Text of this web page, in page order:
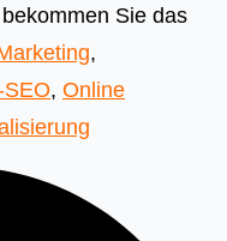
bekommen Sie das
,
SEO, Online